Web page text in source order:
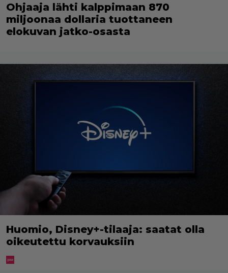
Ohjaaja lähti kalppimaan 870
miljoonaa dollaria tuottaneen
elokuvan jatko-osasta
Huomio, Disney+-tilaaja: saatat olla
oikeutettu korvauksiin